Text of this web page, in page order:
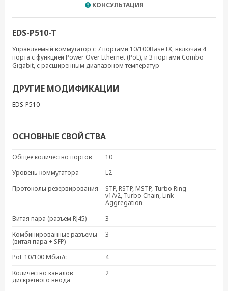
КОНСУЛЬТАЦИЯ
EDS-P510-T
Управляемый коммутатор с 7 портами 10/100BaseTX, включая 4
порта с функцией Power Over Ethernet (PoE), и 3 портами Combo
Gigabit, с расширенным диапазоном температур
ДРУГИЕ МОДИФИКАЦИИ
EDS-P510
ОСНОВНЫЕ СВОЙСТВА
Общее количество портов
10
Уровень коммутатора
L2
Протоколы резервирования
STP, RSTP, MSTP, Turbo Ring
v1/v2, Turbo Chain, Link
Aggregation
Витая пара (разъем RJ45)
3
Комбинированные разъемы
(витая пара + SFP)
3
PoE 10/100 Мбит/с
4
Количество каналов
дискретного ввода
2